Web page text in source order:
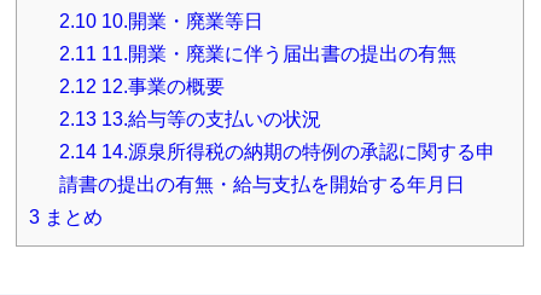
2.1010.開業・廃業等日
2.11 11.開業・廃業に伴う届出書の提出の有無
2.12 12.事業の概要
2.1313.給与等の支払いの状況
2.1414.源泉所得税の納期の特例の承認に関する申
請書の提出の有無・給与支払を開始する年月日
3 まとめ